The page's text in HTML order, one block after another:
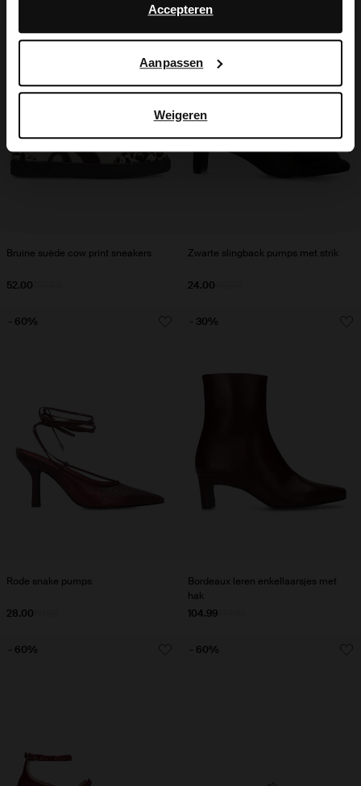
advertentie- en meetdoeleinden. Meer informatie over
hoe Google uw persoonsgegevens gebruikt, vindt u op
Accepteren
Aanpassen
Weigeren
Bruine suède cow print sneakers
52.00
Zwarte slingback pumps met strik
24.00
Rode snake pumps
28.00
- 60%
Bordeaux leren enkellaarsjes met
hak
104.99
- 30%
- 60% - 60%